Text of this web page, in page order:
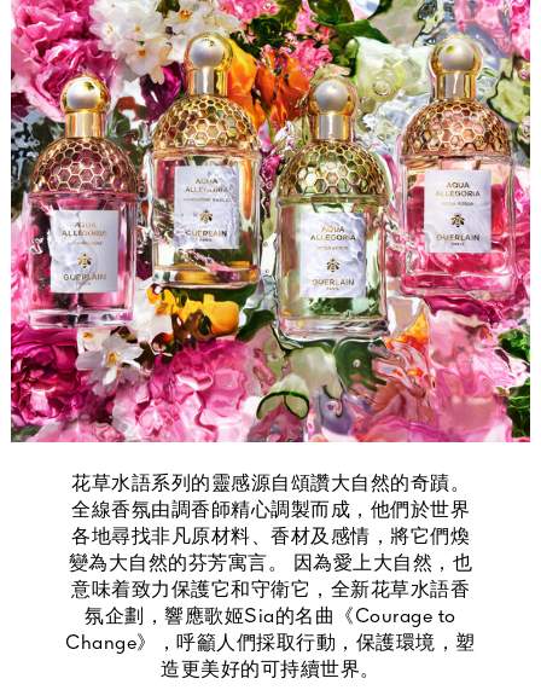
花草水語系列的靈感源自頌讚大自然的奇蹟。
全線香氛由調香師精心調製而成，他們於世界
各地尋找非凡原材料、香材及感情，將它們煥
變為大自然的芬芳寓言。 因為愛上大自然，也
意味着致力保護它和守衛它，全新花草水語香
氛企劃，響應歌姬Sia的名曲《Courage to
Change》，呼籲人們採取行動，保護環境，塑
造更美好的可持續世界。